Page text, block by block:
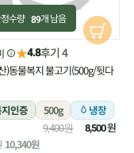
수량 89개 남음
★4.8후기 4
)동물복지 불고기(500g/뒷다
인증
500g 냉장
9,400원 8,500원
10,340원